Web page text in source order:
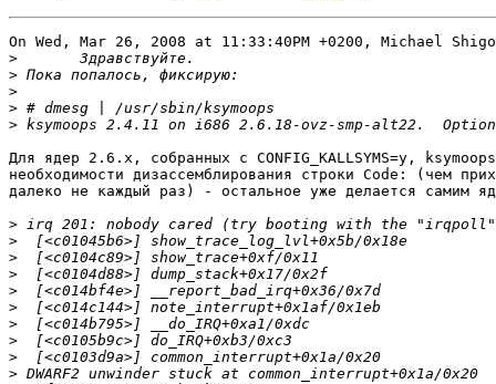
On Wed, Mar 26, 2008 at 11:33:40PM +0200, Michael
>
>
>
>
>
Для ядер 2.6.x, собранных с CONFIG_KALLSYMS=y,
необходимости дизассемблирования строки Code: (чем
далеко не каждый раз) - остальное уже делается самим
>
>
>
>
>
>
>
>
>
>